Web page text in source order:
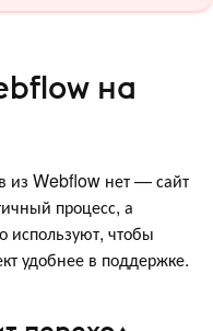
на
из Webflow нет — сайт
процесс, а
используют, чтобы
удобнее в поддержке.